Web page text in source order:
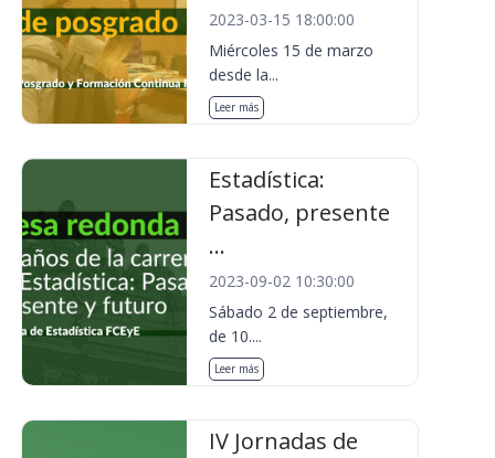
2023-03-15 18:00:00
Miércoles 15 de marzo
desde la...
Leer más
Estadística:
Pasado, presente
...
2023-09-02 10:30:00
Sábado 2 de septiembre,
de 10....
Leer más
IV Jornadas de